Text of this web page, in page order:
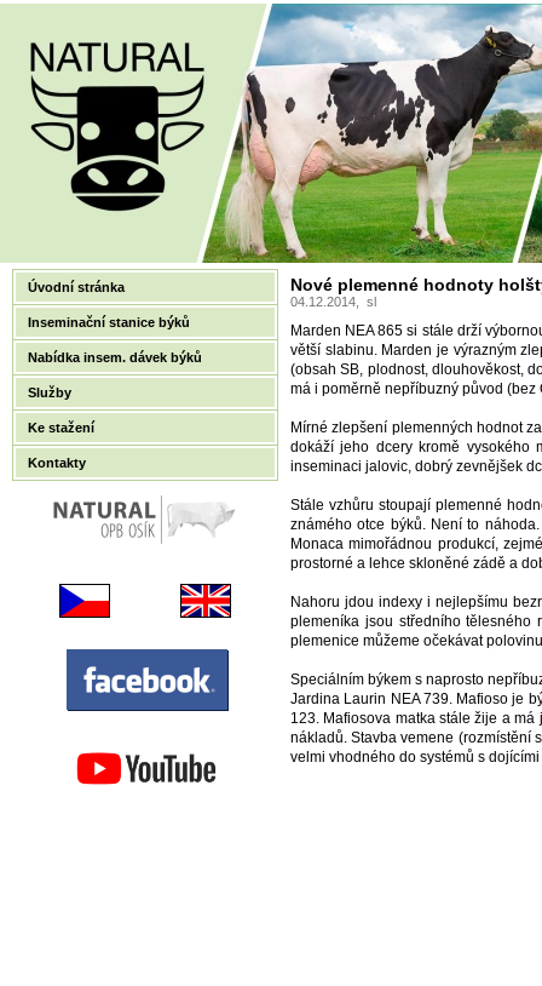
Úvodní stránka
Inseminační stanice býků
Nabídka insem. dávek býků
Služby
Ke stažení
Kontakty
Nové plemenné hodnoty
04.12.2014, sl
Marden NEA 865 si stále drží
větší slabinu. Marden je výrazným
(obsah SB, plodnost, dlouhověkost,
má i poměrně nepříbuzný původ
Mírné zlepšení plemenných hodnot
dokáží jeho dcery kromě vysokého
inseminaci jalovic, dobrý zevnějšek
Stále vzhůru stoupají plemenné
známého otce býků. Není to
Monaca mimořádnou produkcí,
prostorné a lehce skloněné zádě a
Nahoru jdou indexy i nejlepšímu
plemeníka jsou středního tělesného
plemenice můžeme očekávat
Speciálním býkem s naprosto
Jardina Laurin NEA 739. Mafioso je
123. Mafiosova matka stále žije a
nákladů. Stavba vemene (rozmístění
velmi vhodného do systémů s